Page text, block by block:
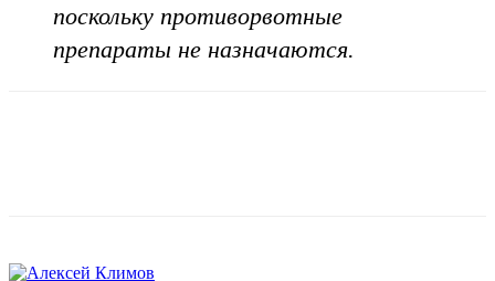
поскольку противорвотные
препараты не назначаются.